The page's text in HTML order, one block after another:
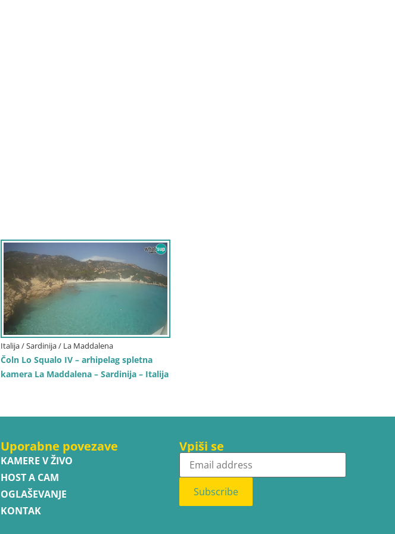
Italija / Sardinija / La Maddalena
Čoln Lo Squalo IV – arhipelag spletna
kamera La Maddalena – Sardinija – Italija
Uporabne povezave
KAMERE V ŽIVO
HOST A CAM
OGLAŠEVANJE
KONTAK
Vpiši se
Subscribe